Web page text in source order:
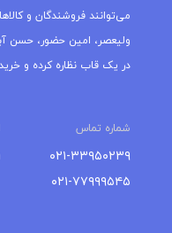
می‌توانند فروشندگان و
ولیعصر، امین حضور، حسن
در یک قاب نظاره کرده و
شماره تماس
۰۲۱-۳۳۹۵۰۲۳۹
۰۲۱-۷۷۹۹۹۵۴۵